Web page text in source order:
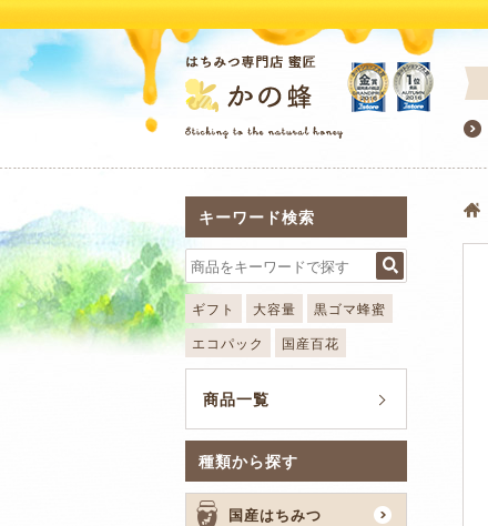
キーワード検索
ギフト 大容量
黒ゴマ蜂蜜
エコパック
国産百花
商品一覧
種類から探す
国産はちみつ